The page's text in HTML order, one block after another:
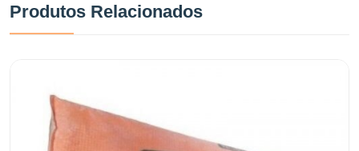
Produtos Relacionados